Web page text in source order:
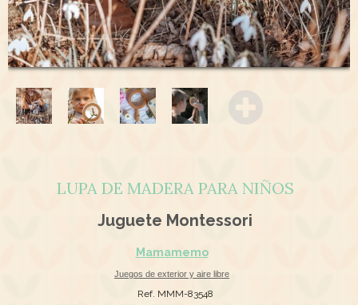
LUPA DE MADERA PARA NIÑOS
Juguete Montessori
Mamamemo
Juegos de exterior y aire libre
Ref. MMM-83548